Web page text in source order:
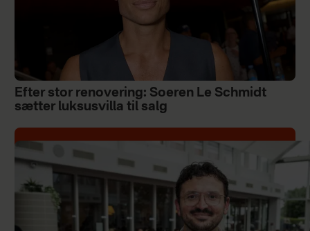
Efter stor renovering: Soeren Le Schmidt
sætter luksusvilla til salg